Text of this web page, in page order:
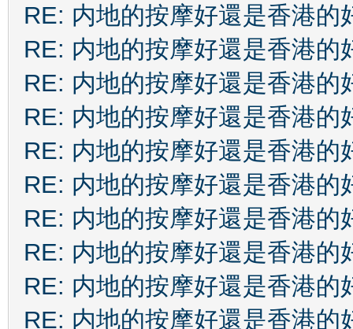
RE: 内地的按摩好還是香港的
RE: 内地的按摩好還是香港的
RE: 内地的按摩好還是香港的
RE: 内地的按摩好還是香港的
RE: 内地的按摩好還是香港的
RE: 内地的按摩好還是香港的
RE: 内地的按摩好還是香港的
RE: 内地的按摩好還是香港的
RE: 内地的按摩好還是香港的
RE: 内地的按摩好還是香港的